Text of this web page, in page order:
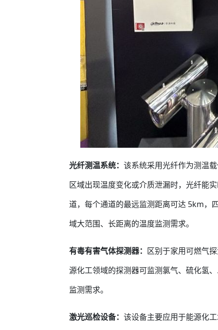
光纤测温系统： 该系统采用光纤作为测温
区域出现温度变化或介质泄漏时，光纤能
道，每个通道的最远监测距离可达 5km，
域大范围、长距离的温度监测需求。
有毒有害气体探测器： 区别于家用可燃气
源化工领域的探测器可监测氯气、硫化氢
监测需求。
激光巡检设备： 该设备主要应用于能源化